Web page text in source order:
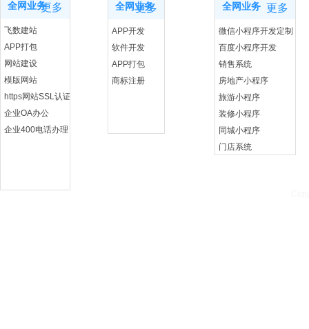
全网业务更多
飞数建站
APP打包
网站建设
模版网站
https网站SSL认证
企业OA办公
企业400电话办理
全网业务
更多
APP开发
软件开发
APP打包
商标注册
全网业务 更多
微信小程序开发定制
百度小程序开发
销售系统
房地产小程序
旅游小程序
装修小程序
同城小程序
门店系统